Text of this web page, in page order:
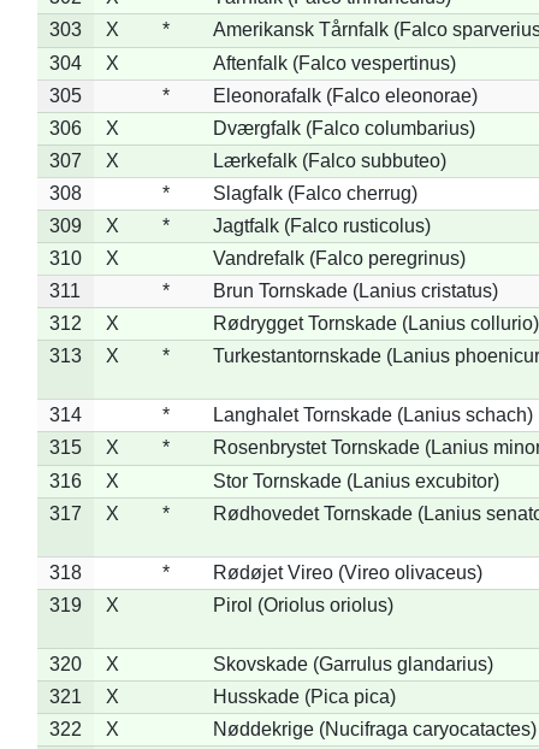
303
X *
Amerikansk Tårnfalk (Falco
304
X
Aftenfalk (Falco vespertinus)
305
*
Eleonorafalk (Falco eleonorae)
306
X
Dværgfalk (Falco columbarius)
307
X
Lærkefalk (Falco subbuteo)
308
*
Slagfalk (Falco cherrug)
309
X *
Jagtfalk (Falco rusticolus)
310
X
Vandrefalk (Falco peregrinus)
311
*
Brun Tornskade (Lanius cristatus)
312
X
Rødrygget Tornskade (Lanius collurio)
313
X * Turkestantornskade (Lanius
314 *
Langhalet Tornskade (Lanius schach)
315
X *
Rosenbrystet Tornskade (Lanius
316
X
Stor Tornskade (Lanius excubitor)
317
X * Rødhovedet Tornskade (Lanius
318 *
Rødøjet Vireo (Vireo olivaceus)
319
X Pirol (Oriolus oriolus)
320 X
Skovskade (Garrulus glandarius)
321
X
Husskade (Pica pica)
322
X
Nøddekrige (Nucifraga caryocatactes)